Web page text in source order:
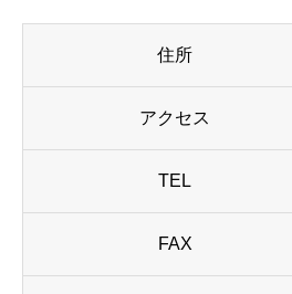
住所
アクセス
TEL
FAX